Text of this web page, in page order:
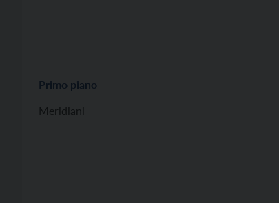
Primo piano
Meridiani